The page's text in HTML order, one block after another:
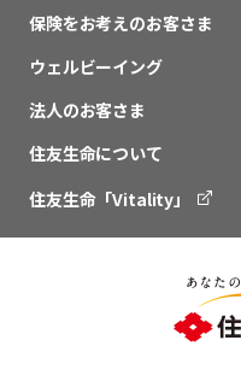
保険をお考えのお客さま
ウェルビーイング
法人のお客さま
住友生命について
住友生命「Vitality」